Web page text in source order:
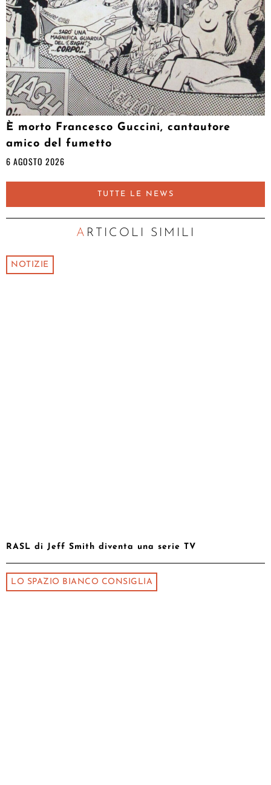
È morto Francesco Guccini, cantautore
amico del fumetto
6 AGOSTO 2026
TUTTE LE NEWS
ARTICOLI SIMILI
NOTIZIE
RASL di Jeff Smith diventa una serie TV
LO SPAZIO BIANCO CONSIGLIA